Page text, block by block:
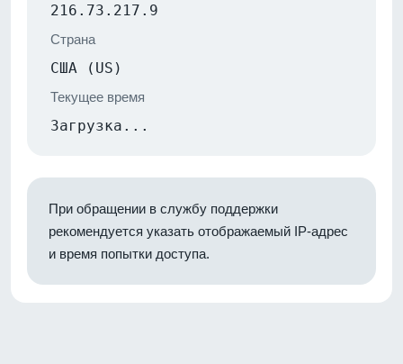
216.73.217.9
Страна
США (US)
Текущее время
Загрузка...
При обращении в службу поддержки
рекомендуется указать отображаемый IP-адрес
и время попытки доступа.